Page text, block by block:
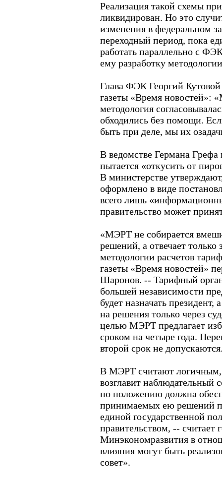
Реализация такой схемы
ликвидирован. Но это
изменения в федеральном
переходный период, пока
работать параллельно с
ему разработку
Глава ФЭК Георгий Кутовой
газеты «Время новостей»:
методология
обходились без помощи.
быть при деле, мы их
В ведомстве Германа
пытается «откусить от
В министерстве
оформлено в виде
всего лишь
правительство может
«МЭРТ не собирается
решений, а отвечает только
методологии расчетов
газеты «Время новостей»
Шаронов. -- Тарифный
большей независимости
будет назначать президент,
на решения только через
целью МЭРТ предлагает
сроком на четыре года.
второй срок не
В МЭРТ считают
возглавит наблюдательный
по положению должна
принимаемых ею решений
единой государственной
правительством, --
Минэкономразвития в
влияния могут быть
совет».